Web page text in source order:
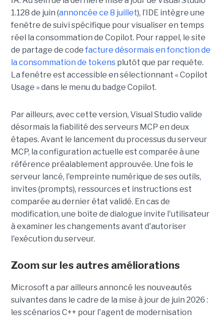
1.128 de juin (annoncée ce 8 juillet), l’IDE intègre une
fenêtre de suivi spécifique pour visualiser en temps
réel la consommation de Copilot. Pour rappel, le site
de partage de code facture désormais en fonction de
la consommation de tokens plutôt que par requête.
La fenêtre est accessible en sélectionnant « Copilot
Usage » dans le menu du badge Copilot.
Par ailleurs, avec cette version, Visual Studio valide
désormais la fiabilité des serveurs MCP en deux
étapes. Avant le lancement du processus du serveur
MCP, la configuration actuelle est comparée à une
référence préalablement approuvée. Une fois le
serveur lancé, l'empreinte numérique de ses outils,
invites (prompts), ressources et instructions est
comparée au dernier état validé. En cas de
modification, une boîte de dialogue invite l'utilisateur
à examiner les changements avant d'autoriser
l'exécution du serveur.
Zoom sur les autres améliorations
Microsoft a par ailleurs annoncé les nouveautés
suivantes dans le cadre de la mise à jour de juin 2026 :
les scénarios C++ pour l'agent de modernisation